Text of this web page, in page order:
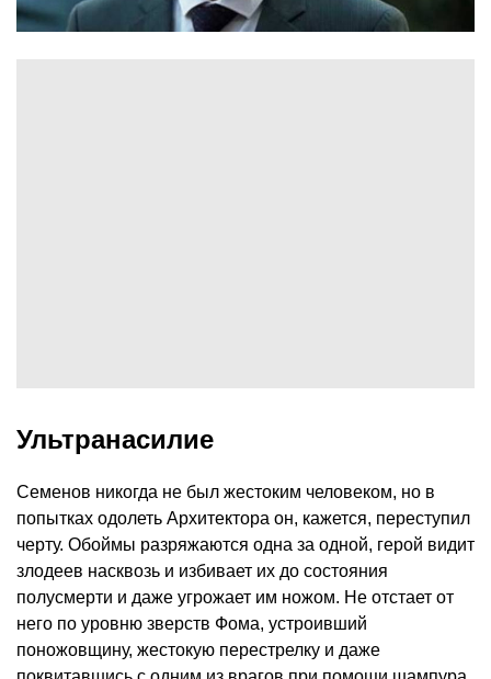
Ультранасилие
Семенов никогда не был жестоким человеком, но в
попытках одолеть Архитектора он, кажется, переступил
черту. Обоймы разряжаются одна за одной, герой видит
злодеев насквозь и избивает их до состояния
полусмерти и даже угрожает им ножом. Не отстает от
него по уровню зверств Фома, устроивший
поножовщину, жестокую перестрелку и даже